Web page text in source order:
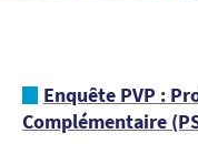
Enquête PVP :
Complémentaire